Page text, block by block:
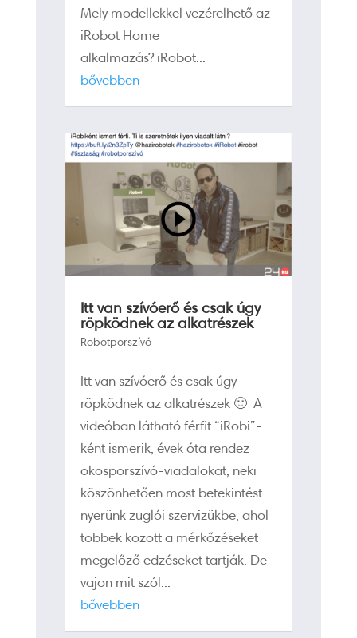
Mely modellekkel vezérelhető az
iRobot Home
alkalmazás? iRobot...
bővebben
Itt van szívóerő és csak úgy
röpködnek az alkatrészek
Robotporszívó
Itt van szívóerő és csak úgy
röpködnek az alkatrészek 🙂 A
videóban látható férfit “iRobi”-
ként ismerik, évek óta rendez
okosporszívó-viadalokat, neki
köszönhetően most betekintést
nyerünk zuglói szervizükbe, ahol
többek között a mérkőzéseket
megelőző edzéseket tartják. De
vajon mit szól...
bővebben